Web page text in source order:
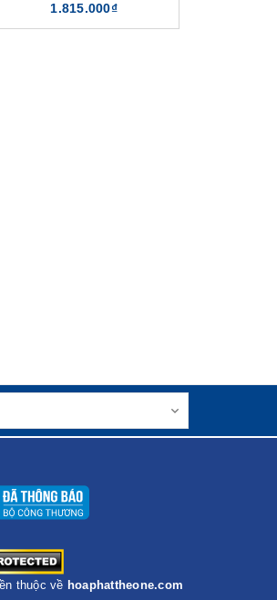
1.815.000₫
thuộc về hoaphattheone.com